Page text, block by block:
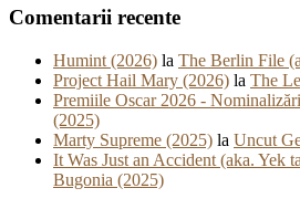
Comentarii recente
Humint (2026) la The Berlin File
Project Hail Mary (2026) la The
Premiile Oscar 2026 -
(2025)
Marty Supreme (2025) la Uncut
It Was Just an Accident (aka. Yek
Bugonia (2025)